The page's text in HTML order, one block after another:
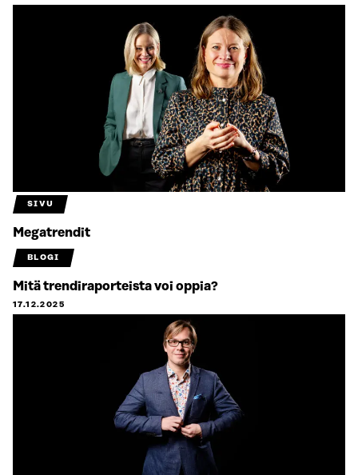
SIVU
Megatrendit
BLOGI
Mitä trendiraporteista voi oppia?
17.12.2025